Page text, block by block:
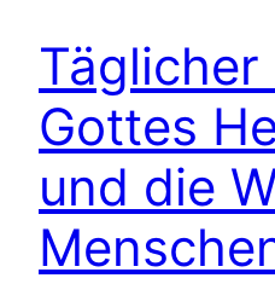
Täglicher
Gottes
und die